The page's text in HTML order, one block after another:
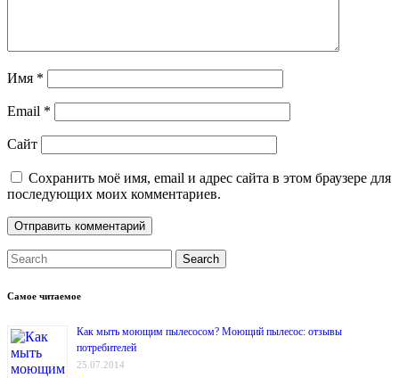
Имя *
Email *
Сайт
Сохранить моё имя, email и адрес сайта в этом браузере для
последующих моих комментариев.
Search
Самое читаемое
Как мыть моющим пылесосом? Моющий пылесос: отзывы
потребителей
25.07.2014